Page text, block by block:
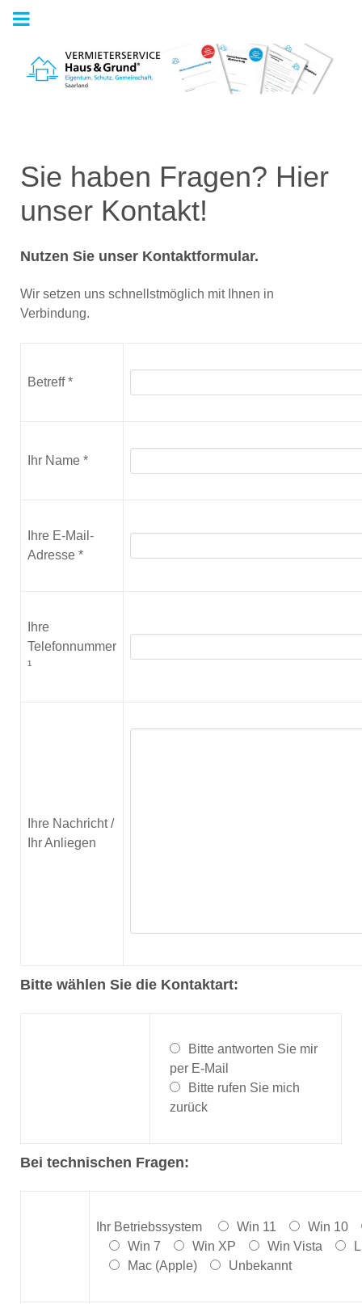
Sie haben Fragen? Hier
unser Kontakt!
Nutzen Sie unser Kontaktformular.
Wir setzen uns schnellstmöglich mit Ihnen in
Verbindung.
Betreff *
Ihr Name *
Ihre E-Mail-
Adresse *
Ihre
Telefonnummer
¹
Ihre Nachricht /
Ihr Anliegen
Bitte wählen Sie die Kontaktart:
Bitte antworten Sie mir
per E-Mail
Bitte rufen Sie mich
zurück
Bei technischen Fragen:
Ihr Betriebssystem Win 11
Win 10
Win 7
Win XP Win Vista
Mac (Apple)
Unbekannt